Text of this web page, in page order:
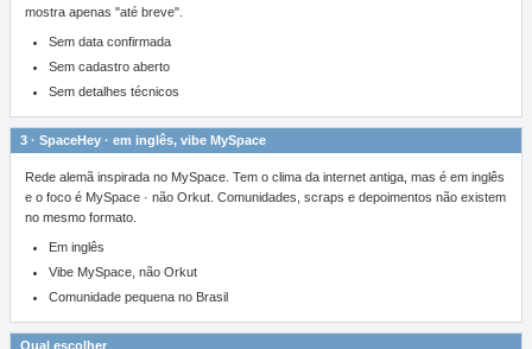
mostra apenas "até breve".
Sem data confirmada
Sem cadastro aberto
Sem detalhes técnicos
3 · SpaceHey · em inglês, vibe MySpace
Rede alemã inspirada no MySpace. Tem o clima da internet antiga, mas é em inglês
e o foco é MySpace · não Orkut. Comunidades, scraps e depoimentos não existem
no mesmo formato.
Em inglês
Vibe MySpace, não Orkut
Comunidade pequena no Brasil
Qual escolher